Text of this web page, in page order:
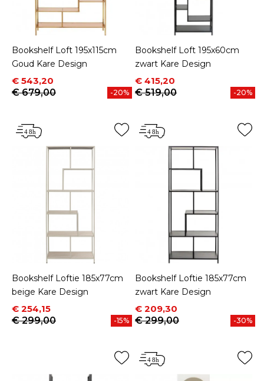
Bookshelf Loft 195x115cm
Goud Kare Design
Prijs
€ 543,20
Normale prijs
€ 679,00
-20%
Bookshelf Loft 195x60cm
zwart Kare Design
Prijs
€ 415,20
Normale prijs
€ 519,00
-20%
Bookshelf Loftie 185x77cm
beige Kare Design
Prijs
€ 254,15
Normale prijs
€ 299,00
-15%
Bookshelf Loftie 185x77cm
zwart Kare Design
Prijs
€ 209,30
Normale prijs
€ 299,00
-30%